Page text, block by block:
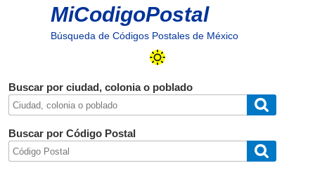
MiCodigoPostal
Búsqueda de Códigos Postales de México
Buscar por ciudad, colonia o poblado
Buscar por Código Postal